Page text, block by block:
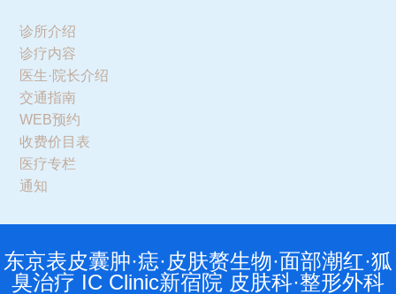
诊所介绍
诊疗内容
医生·院长介绍
交通指南
WEB预约
收费价目表
医疗专栏
通知
东京表皮囊肿·痣·皮肤赘生物·面部潮红·狐
臭治疗 IC Clinic新宿院 皮肤科·整形外科